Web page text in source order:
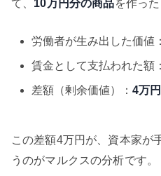
て、 10万円分の商品を作った
労働者が生み出した価値：
賃金として支払われた額
差額（剰余価値）：4万円
この差額4万円が、資本家
うのがマルクスの分析です。